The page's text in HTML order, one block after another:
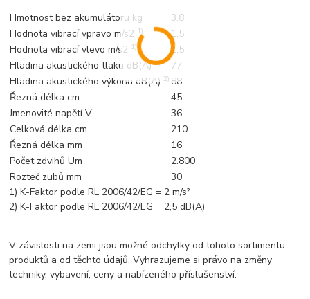
Hmotnost bez akumulátoru kg
3,8
Hodnota vibrací vpravo m/s2 1)
1,5
Hodnota vibrací vlevo m/s2 1)
1,5
Hladina akustického tlaku dB(A)2)
77
Hladina akustického výkonu dB(A) 2) 88
Řezná délka cm
45
Jmenovité napětí V
36
Celková délka cm
210
Řezná délka mm
16
Počet zdvihů Um
2.800
Rozteč zubů mm
30
1) K-Faktor podle RL 2006/42/EG = 2 m/s²
2) K-Faktor podle RL 2006/42/EG = 2,5 dB(A)
V závislosti na zemi jsou možné odchylky od tohoto sortimentu
produktů a od těchto údajů. Vyhrazujeme si právo na změny
techniky, vybavení, ceny a nabízeného příslušenství.